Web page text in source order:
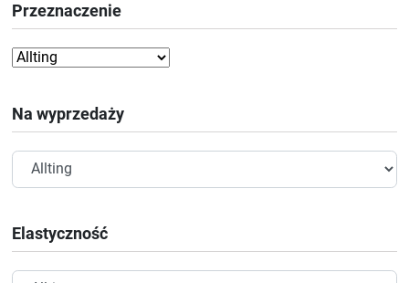
Przeznaczenie
Na wyprzedaży
Elastyczność